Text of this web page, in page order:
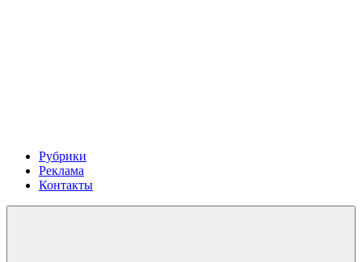
Рубрики
Реклама
Контакты